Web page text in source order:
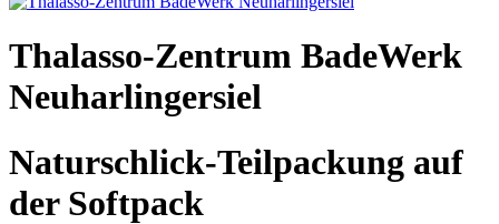
Thalasso-Zentrum BadeWerk
Neuharlingersiel
Naturschlick-Teilpackung auf
der Softpack